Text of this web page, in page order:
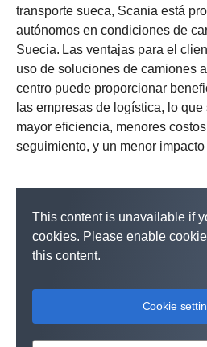
transporte sueca, Scania está
autónomos en condiciones de
Suecia. Las ventajas para el
uso de soluciones de camiones
centro puede proporcionar
las empresas de logística, lo
mayor eficiencia, menores
seguimiento, y un menor
This content is unavailable if
cookies. Please enable
this content.
Cookie